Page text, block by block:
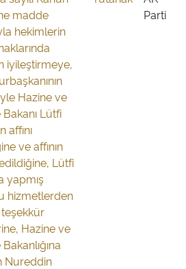
madde
hekimlerin
iyileştirmeye,
Hazine ve
Lütfi
affını
ve affının
Lütfi
yapmış
hizmetlerden
Hazine ve
Nureddin
Parti